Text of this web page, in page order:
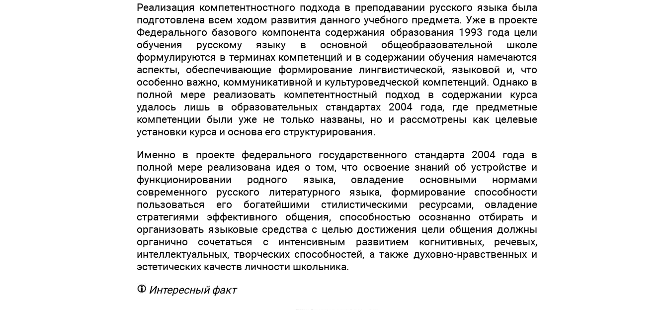
Реализация компетентностного подхода в преподавании русского языка была
подготовлена всем ходом развития данного учебного предмета. Уже в проекте
Федерального базового компонента содержания образования 1993 года цели
обучения русскому языку в основной общеобразовательной школе
формулируются в терминах компетенций и в содержании обучения намечаются
аспекты, обеспечивающие формирование лингвистической, языковой и, что
особенно важно, коммуникативной и культуроведческой компетенций. Однако в
полной мере реализовать компетентностный подход в содержании курса
удалось лишь в образовательных стандартах 2004 года, где предметные
компетенции были уже не только названы, но и рассмотрены как целевые
установки курса и основа его структурирования.
Именно в проекте федерального государственного стандарта 2004 года в
полной мере реализована идея о том, что освоение знаний об устройстве и
функционировании родного языка, овладение основными нормами
современного русского литературного языка, формирование способности
пользоваться его богатейшими стилистическими ресурсами, овладение
стратегиями эффективного общения, способностью осознанно отбирать и
организовать языковые средства с целью достижения цели общения должны
органично сочетаться с интенсивным развитием когнитивных, речевых,
интеллектуальных, творческих способностей, а также духовно-нравственных и
эстетических качеств личности школьника.
Интересный факт